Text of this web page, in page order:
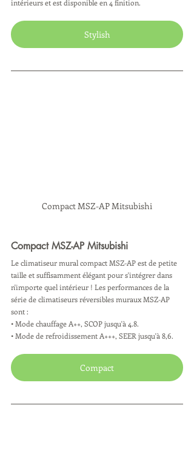
intérieurs et est disponible en 4 finition.
Stylish
Compact MSZ-AP Mitsubishi
Compact MSZ-AP Mitsubishi
Le climatiseur mural compact MSZ-AP est de petite
taille et suffisamment élégant pour s'intégrer dans
n'importe quel intérieur ! Les performances de la
série de climatiseurs réversibles muraux MSZ-AP
sont :
• Mode chauffage A++, SCOP jusqu'à 4.8.
• Mode de refroidissement A+++, SEER jusqu'à 8,6.
Compact